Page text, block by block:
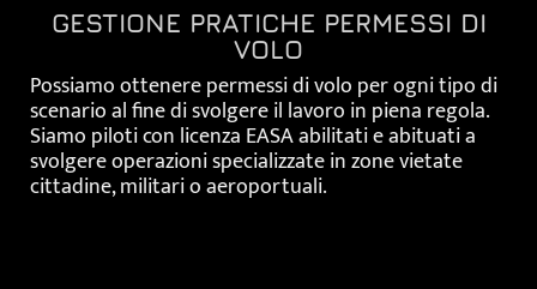
GESTIONE PRATICHE PERMESSI DI
VOLO
Possiamo ottenere permessi di volo per ogni tipo di
scenario al fine di svolgere il lavoro in piena regola.
Siamo piloti con licenza EASA abilitati e abituati a
svolgere operazioni specializzate in zone vietate
cittadine, militari o aeroportuali.